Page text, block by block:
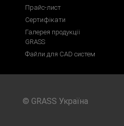
Прайс-лист
Сертифікати
Галерея продукції
GRASS
Файли для CAD систем
© GRASS Україна